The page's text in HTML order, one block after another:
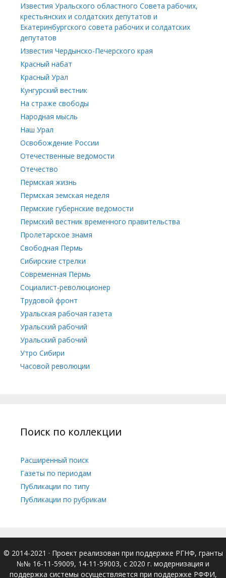
Известия Уральского областного Совета рабочих,
крестьянских и солдатских депутатов и
Екатеринбургского совета рабочих и солдатских
депутатов
Известия Чердынско-Печерского края
Красный набат
Красный Урал
Кунгурский вестник
На страже свободы
Народная мысль
Наш Урал
Освобождение России
Отечественные ведомости
Отечество
Пермская жизнь
Пермская земская неделя
Пермские губернские ведомости
Пермский вестник временного правительства
Пролетарское знамя
Свободная Пермь
Сибирские стрелки
Современная Пермь
Социалист-революционер
Трудовой фронт
Уральская рабочая газета
Уральский рабочий
Уральский рабочий
Утро Сибири
Часовой революции
Поиск по коллекции
Расширенный поиск
Газеты по периодам
Публикации по типу
Публикации по рубрикам
© 2014-2021 · Проект реализован при поддержке РГНФ, гранты
№№ 16-11-59009, 14-11-59003, с 2020 г. модернизация и
поддержка системы осуществляется при поддержке РФФИ,